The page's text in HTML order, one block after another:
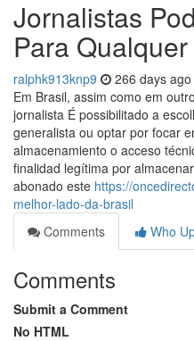
Jornalistas
Para
ralphk913knp9 266 days ago
Em Brasil, assim como em
jornalista É possibilitado a
generalista ou optar por focar
almacenamiento o acceso
finalidad legítima por
abonado este https://
melhor-lado-da-brasil
Comments
Who
Comments
Submit a Comment
No HTML